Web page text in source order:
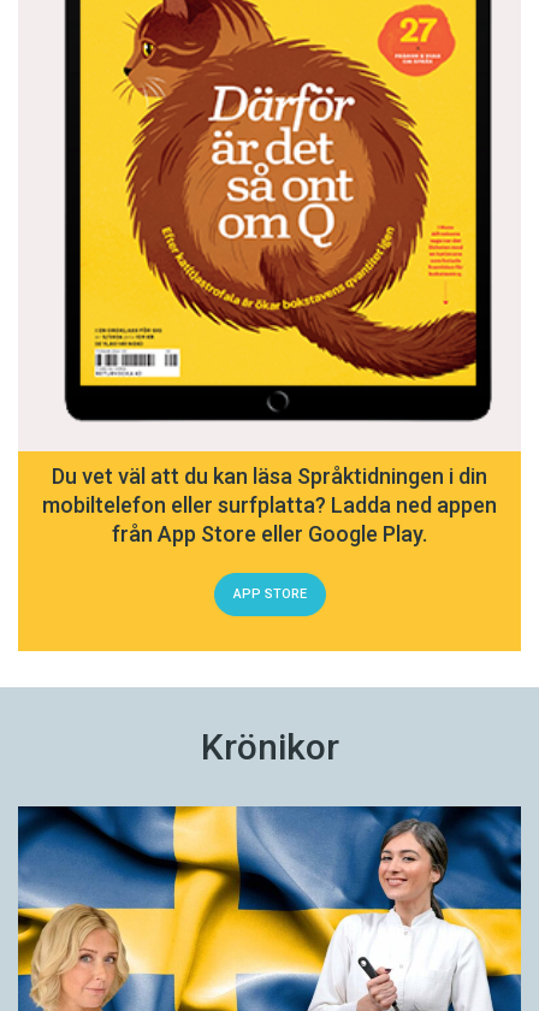
Du vet väl att du kan läsa Språktidningen i din
mobiltelefon eller surfplatta? Ladda ned appen
från App Store eller Google Play.
APP STORE
Krönikor